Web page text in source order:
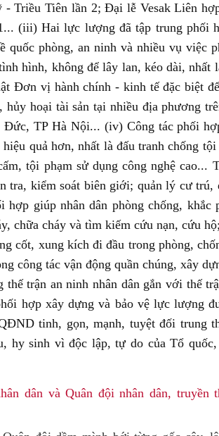
Triều Tiên lần 2; Đại lễ Vesak Liên
(iii) Hai lực lượng đã tập trung phối
quốc phòng, an ninh và nhiều vụ việc
hình, không để lây lan, kéo dài, nhất
Đơn vị hành chính - kinh tế đặc biệt
hoại tài sản tại nhiều địa phương
TP Hà Nội... (iv) Công tác phối
quả hơn, nhất là đấu tranh chống
tội phạm sử dụng công nghệ cao...
tra, kiểm soát biên giới; quản lý cư
giúp nhân dân phòng chống, khắc
chữa cháy và tìm kiếm cứu nạn, cứu
cốt, xung kích đi đầu trong phòng,
công tác vận động quần chúng, xây
trận an ninh nhân dân gắn với thế
hợp xây dựng và bảo vệ lực lượng
tinh, gọn, mạnh, tuyệt đối trung
hy sinh vì độc lập, tự do của Tổ